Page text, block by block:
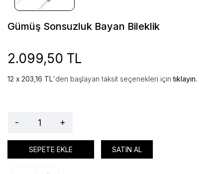
Gümüş Sonsuzluk Bayan Bileklik
2.099,50 TL
203,16 TL'den başlayan taksit seçenekleri içintıklayın.
- +
SEPETE EKLE SATIN AL